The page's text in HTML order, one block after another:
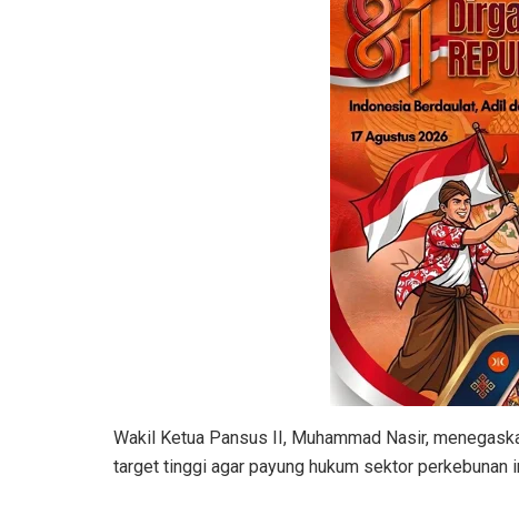
Wakil Ketua Pansus II, Muhammad Nasir,
target tinggi agar payung hukum sektor perkebunan